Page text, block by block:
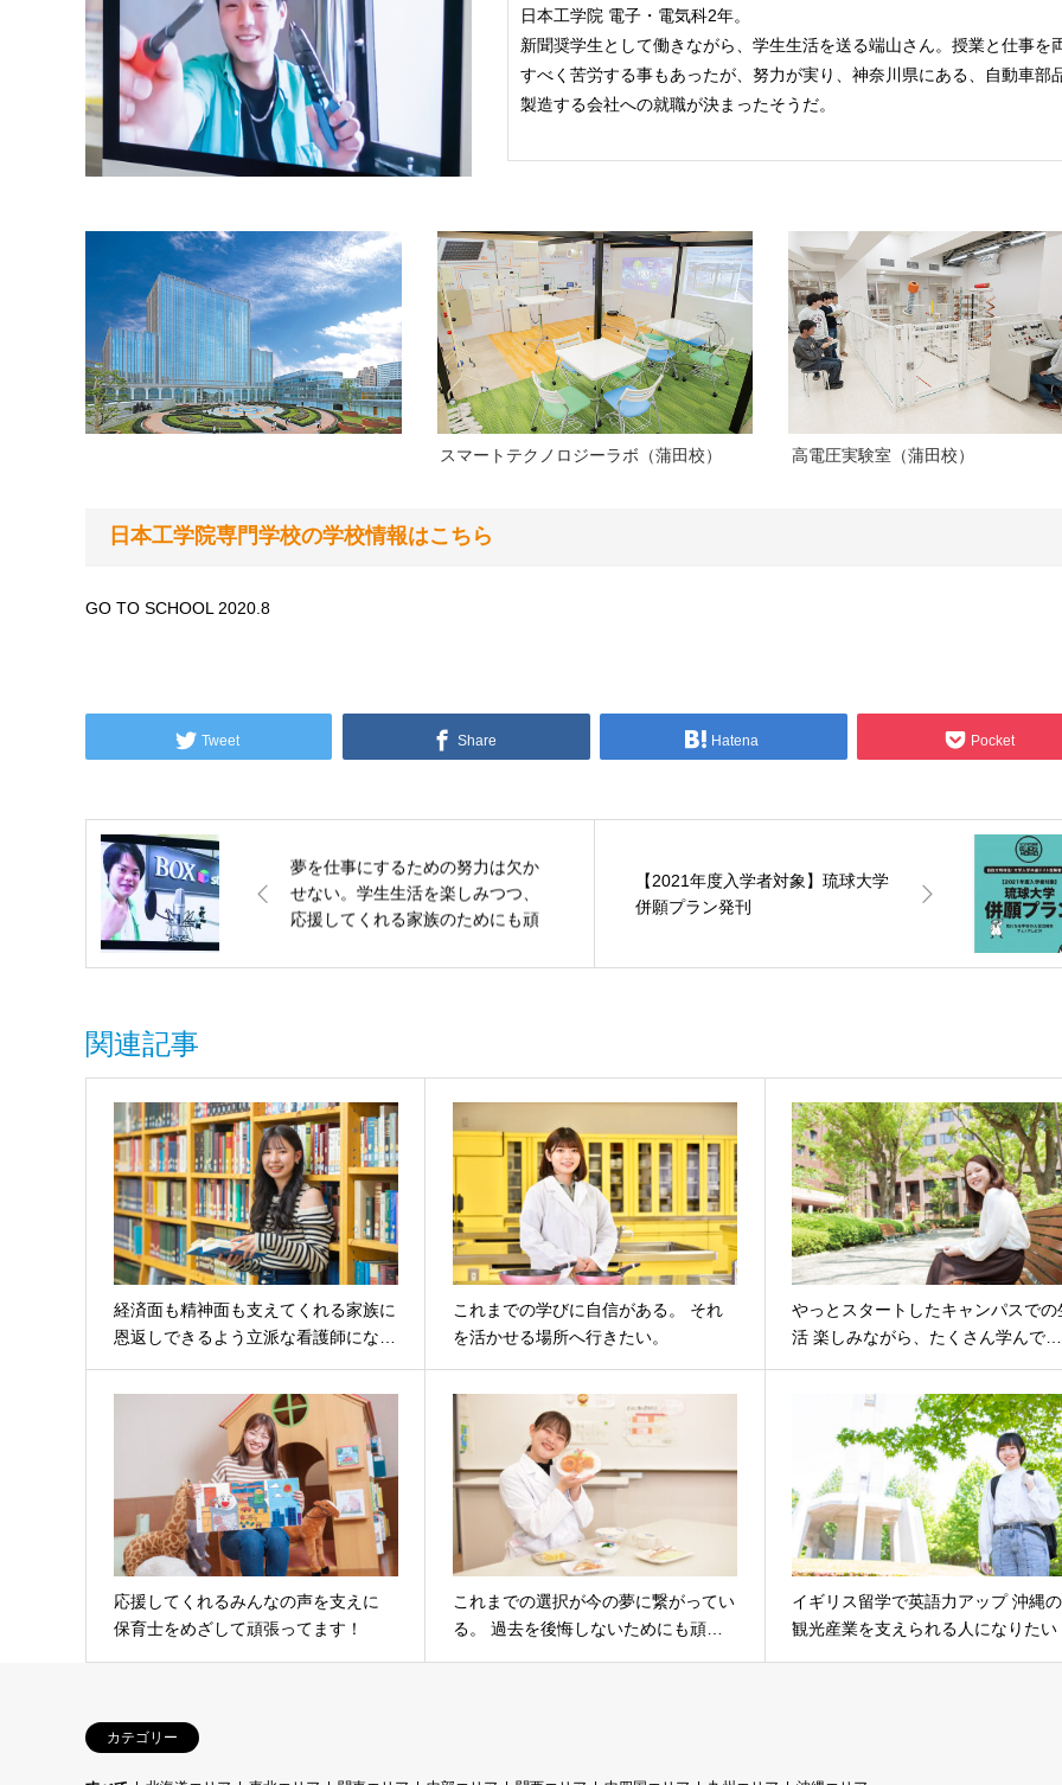
日本工学院 電子・電気科2年。
新聞奨学生として働きながら、学生生活を送る端山さん。授業と仕事を
すべく苦労する事もあったが、努力が実り、神奈川県にある、自動車部
製造する会社への就職が決まったそうだ。
スマートテクノロジーラボ（蒲田校） 高電圧実験室（蒲田校）
日本工学院専門学校の学校情報はこちら
GO TO SCHOOL 2020.8
Tweet Share Hatena Pocket
夢を仕事にするための努力は欠か
せない。学生生活を楽しみつつ、
応援してくれる家族のためにも頑
【2021年度入学者対象】琉球大学
併願プラン発刊
関連記事
経済面も精神面も支えてくれる家族に
恩返しできるよう立派な看護師にな…
これまでの学びに自信がある。 それ
を活かせる場所へ行きたい。
やっとスタートしたキャンパスでの
活 楽しみながら、たくさん学んで…
応援してくれるみんなの声を支えに
保育士をめざして頑張ってます！
これまでの選択が今の夢に繋がってい
る。 過去を後悔しないためにも頑…
イギリス留学で英語力アップ 沖縄の
観光産業を支えられる人になりたい
カテゴリー